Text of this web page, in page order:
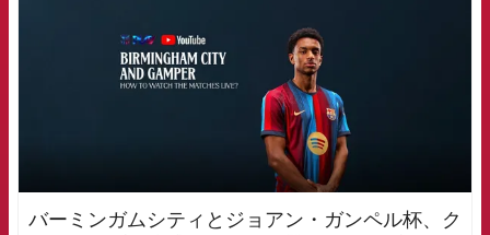
バーミンガムシティとジョアン・ガンペル杯、ク